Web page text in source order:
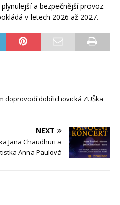
a bezpečnější provoz.
v letech 2026 až 2027.
doprovodí dobřichovická ZUŠka
NEXT
Jana Chaudhuri a
Anna Paulová